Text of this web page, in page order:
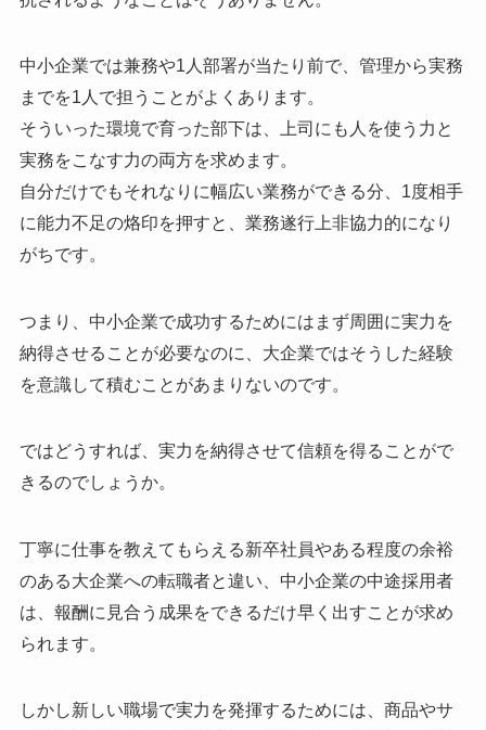
中小企業では兼務や1人部署が当たり前で、管理から実務
までを1人で担うことがよくあります。
そういった環境で育った部下は、上司にも人を使う力と
実務をこなす力の両方を求めます。
自分だけでもそれなりに幅広い業務ができる分、1度相手
に能力不足の烙印を押すと、業務遂行上非協力的になり
がちです。
つまり、中小企業で成功するためにはまず周囲に実力を
納得させることが必要なのに、大企業ではそうした経験
を意識して積むことがあまりないのです。
ではどうすれば、実力を納得させて信頼を得ることがで
きるのでしょうか。
丁寧に仕事を教えてもらえる新卒社員やある程度の余裕
のある大企業への転職者と違い、中小企業の中途採用者
は、報酬に見合う成果をできるだけ早く出すことが求め
られます。
しかし新しい職場で実力を発揮するためには、商品やサ